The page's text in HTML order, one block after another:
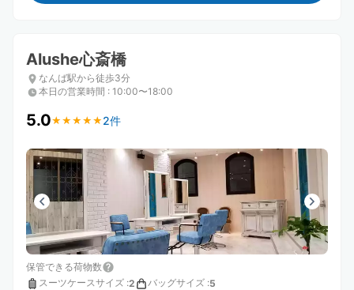
Alushe心斎橋
なんば駅から徒歩3分
本日の営業時間 : 10:00〜18:00
5.0★ ★ ★ ★ ★
★ ★ ★ ★ ★ 2件
保管できる荷物数
スーツケースサイズ :2 バッグサイズ :5